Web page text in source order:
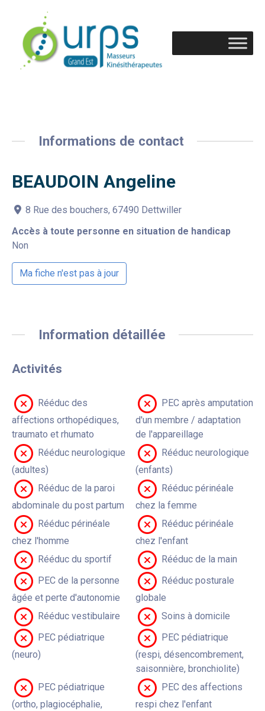
Informations de contact
BEAUDOIN Angeline
8 Rue des bouchers, 67490 Dettwiller
Accès à toute personne en situation de handicap
Non
Ma fiche n'est pas à jour
Information détaillée
Activités
Rééduc des
affections orthopédiques,
traumato et rhumato
PEC après amputation
d'un membre / adaptation
de l'appareillage
Rééduc neurologique
(adultes)
Rééduc neurologique
(enfants)
Rééduc de la paroi
abdominale du post partum
Rééduc périnéale
chez la femme
Rééduc périnéale
chez l'homme
Rééduc périnéale
chez l'enfant
Rééduc du sportif
Rééduc de la main
PEC de la personne
âgée et perte d'autonomie
Rééduc posturale
globale
Rééduc vestibulaire
Soins à domicile
PEC pédiatrique
(neuro)
PEC pédiatrique
(respi, désencombrement,
saisonnière, bronchiolite)
PEC pédiatrique
(ortho, plagiocéphalie,
PEC des affections
respi chez l'enfant